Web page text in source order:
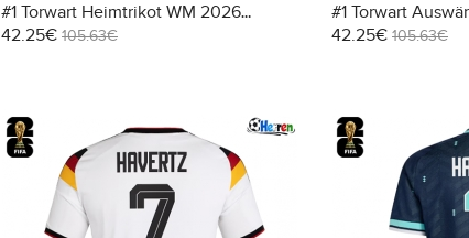
#1 Torwart Heimtrikot WM 2026
Kurzarm
42.25€ 105.63€
#1 Torwart
Kurzarm
42.25€ 105.63€